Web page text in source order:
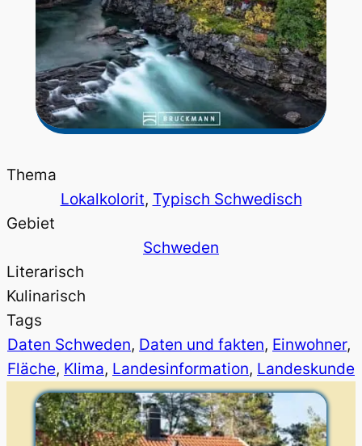
Thema
Lokalkolorit, Typisch Schwedisch
Gebiet
Schweden
Literarisch
Kulinarisch
Tags
Daten Schweden, Daten und fakten, Einwohner
Fläche, Klima, Landesinformation, Landeskunde